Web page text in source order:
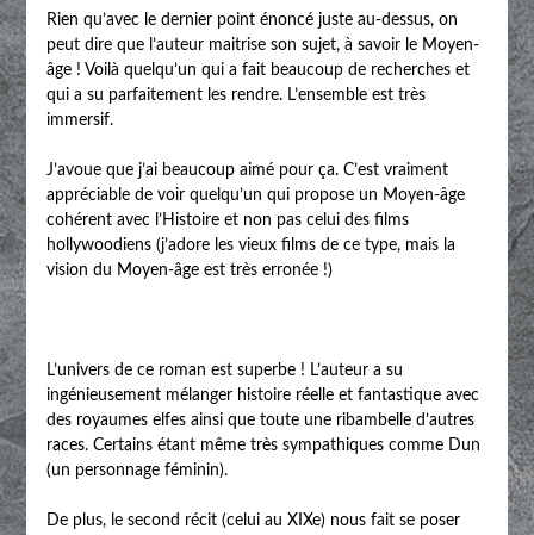
Rien qu’avec le dernier point énoncé juste au-dessus, on
peut dire que l’auteur maitrise son sujet, à savoir le Moyen-
âge ! Voilà quelqu’un qui a fait beaucoup de recherches et
qui a su parfaitement les rendre. L’ensemble est très
immersif.
J’avoue que j’ai beaucoup aimé pour ça. C’est vraiment
appréciable de voir quelqu’un qui propose un Moyen-âge
cohérent avec l’Histoire et non pas celui des films
hollywoodiens (j’adore les vieux films de ce type, mais la
vision du Moyen-âge est très erronée !)
L’univers de ce roman est superbe ! L’auteur a su
ingénieusement mélanger histoire réelle et fantastique avec
des royaumes elfes ainsi que toute une ribambelle d’autres
races. Certains étant même très sympathiques comme Dun
(un personnage féminin).
De plus, le second récit (celui au XIXe) nous fait se poser